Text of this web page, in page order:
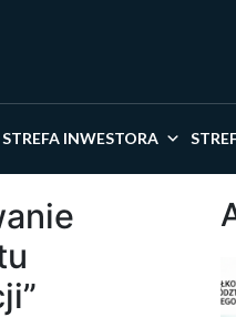
STREFA INWESTORA